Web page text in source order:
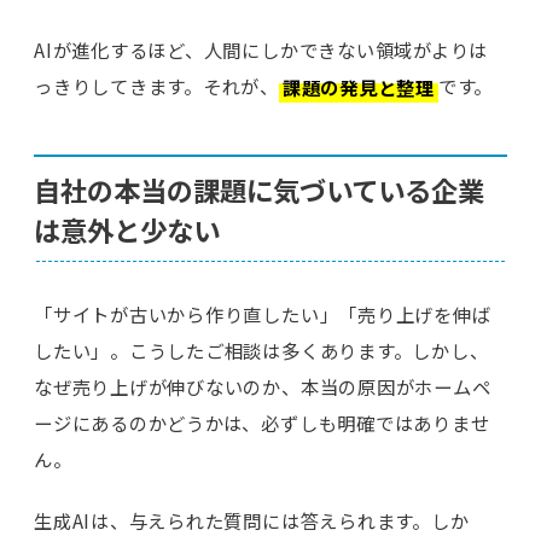
AIが進化するほど、人間にしかできない領域がよりは
っきりしてきます。それが、課題の発見と整理です。
自社の本当の課題に気づいている企業
は意外と少ない
「サイトが古いから作り直したい」「売り上げを伸ば
したい」。こうしたご相談は多くあります。しかし、
なぜ売り上げが伸びないのか、本当の原因がホームペ
ージにあるのかどうかは、必ずしも明確ではありませ
ん。
生成AIは、与えられた質問には答えられます。しか